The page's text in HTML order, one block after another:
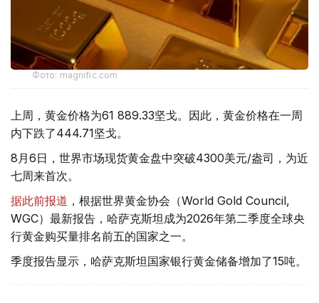
Фото: magnific.com
上周，黄金价格为61 889.33坚戈。因此，黄金价格在一周
内下跌了444.71坚戈。
8月6日，世界市场现货黄金盘中突破4300美元/盎司，为近
七周来首次。
据此前报道 ，根据世界黄金协会（World Gold Council,
WGC）最新报告，哈萨克斯坦成为2026年第二季度全球央
行黄金购买量排名前五的国家之一。
季度报告显示，哈萨克斯坦国家银行黄金储备增加了15吨。